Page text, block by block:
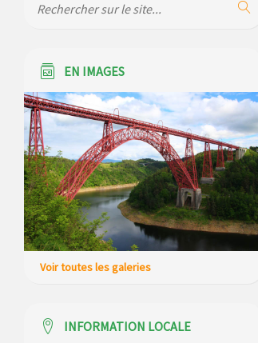
EN IMAGES
Voir toutes les galeries
INFORMATION LOCALE